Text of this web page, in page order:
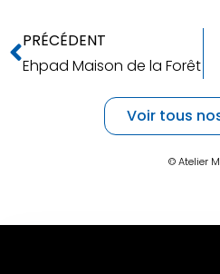
PRÉCÉDENT
Ehpad Maison de la Forêt
Voir tous
© Atelier